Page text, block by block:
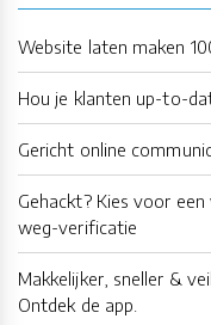
Website laten maken
Hou je klanten up-to-
Gericht online
Gehackt? Kies voor
weg-verificatie
Makkelijker, sneller &
Ontdek de app.